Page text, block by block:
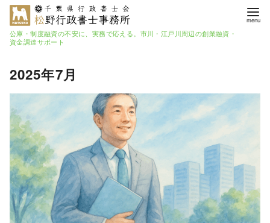
公庫・制度融資の不安に、実務で応える。市川・江戸川周辺の創業融資・
資金調達サポート
2025年7月